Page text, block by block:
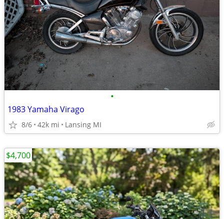
•
1983 Yamaha Virago
8/6 42k mi Lansing MI
$4,700